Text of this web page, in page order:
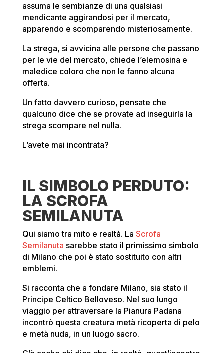
assuma le sembianze di una qualsiasi
mendicante aggirandosi per il mercato,
apparendo e scomparendo misteriosamente.
La strega, si avvicina alle persone che passano
per le vie del mercato, chiede l’elemosina e
maledice coloro che non le fanno alcuna
offerta.
Un fatto davvero curioso, pensate che
qualcuno dice che se provate ad inseguirla la
strega scompare nel nulla.
L’avete mai incontrata?
IL SIMBOLO PERDUTO:
LA SCROFA
SEMILANUTA
Qui siamo tra mito e realtà. La Scrofa
Semilanuta sarebbe stato il primissimo simbolo
di Milano che poi è stato sostituito con altri
emblemi.
Si racconta che a fondare Milano, sia stato il
Principe Celtico Belloveso. Nel suo lungo
viaggio per attraversare la Pianura Padana
incontrò questa creatura metà ricoperta di pelo
e metà nuda, in un luogo sacro.